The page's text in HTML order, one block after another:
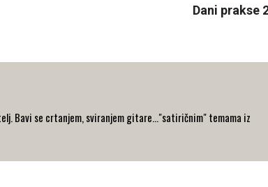
Dani prakse
Bavi se crtanjem, sviranjem gitare…"satiričnim" temama iz